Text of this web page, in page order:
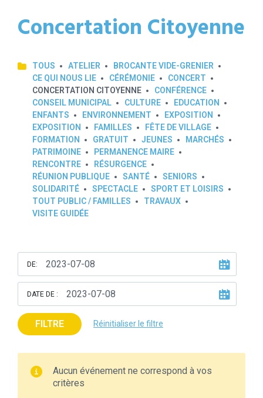
Concertation Citoyenne
TOUS ATELIER
BROCANTE VIDE-GRENIER
CE QUI NOUS LIE
CÉRÉMONIE
CONCERT
CONCERTATION CITOYENNE
CONFÉRENCE
CONSEIL MUNICIPAL
CULTURE
EDUCATION
ENFANTS
ENVIRONNEMENT
EXPOSITION
EXPOSITION
FAMILLES
FÊTE DE VILLAGE
FORMATION
GRATUIT JEUNES
MARCHÉS
PATRIMOINE
PERMANENCE MAIRE
RENCONTRE
RÉSURGENCE
RÉUNION PUBLIQUE
SANTÉ
SENIORS
SOLIDARITÉ
SPECTACLE
SPORT ET LOISIRS
TOUT PUBLIC / FAMILLES
TRAVAUX
VISITE GUIDÉE
DE:
DATE DE :
FILTRE Réinitialiser le filtre
Aucun événement ne correspond à vos
critères